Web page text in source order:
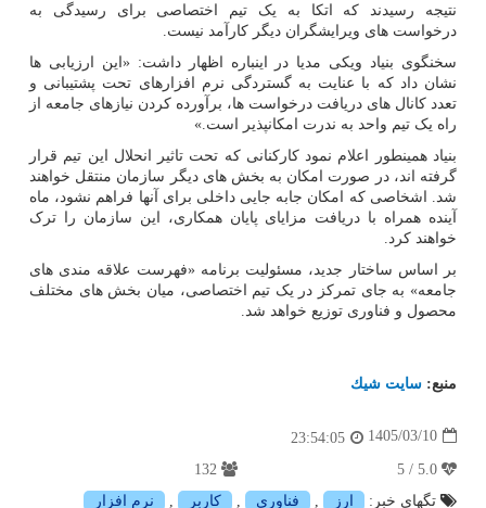
نتیجه رسیدند که اتکا به یک تیم اختصاصی برای رسیدگی به
درخواست های ویرایشگران دیگر کارآمد نیست.
سخنگوی بنیاد ویکی مدیا در اینباره اظهار داشت: «این ارزیابی ها
نشان داد که با عنایت به گستردگی نرم افزارهای تحت پشتیبانی و
تعدد کانال های دریافت درخواست ها، برآورده کردن نیازهای جامعه از
راه یک تیم واحد به ندرت امکانپذیر است.»
بنیاد همینطور اعلام نمود کارکنانی که تحت تاثیر انحلال این تیم قرار
گرفته اند، در صورت امکان به بخش های دیگر سازمان منتقل خواهند
شد. اشخاصی که امکان جابه جایی داخلی برای آنها فراهم نشود، ماه
آینده همراه با دریافت مزایای پایان همکاری، این سازمان را ترک
خواهند کرد.
بر اساس ساختار جدید، مسئولیت برنامه «فهرست علاقه مندی های
جامعه» به جای تمرکز در یک تیم اختصاصی، میان بخش های مختلف
محصول و فناوری توزیع خواهد شد.
منبع: سایت شیك
1405/03/10
23:54:05
تگهای خبر:
ارز فناوری كاربر نرم افزار